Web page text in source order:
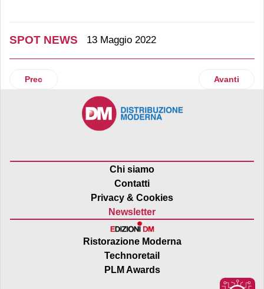
SPOT NEWS 13 Maggio 2022
Articolo precedente: Jungheinrich al LogiMAT 2022:
Prec Articolo
Avanti
Chi siamo
Contatti
Privacy & Cookies
Newsletter
Ristorazione Moderna
Technoretail
PLM Awards